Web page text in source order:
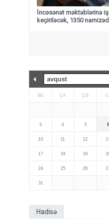
İncəsənət məktəblərinə
keçiriləcək, 1350
BE ÇA ÇƏ
3 4 5 6
10 11 12
17 18 19
24 25 26
31
Hadisə